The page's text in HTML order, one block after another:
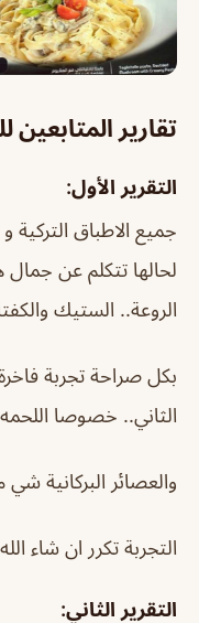
تقارير المتابعين
التقرير الأول:
جميع الاطباق
لحالها تتكلم عن جمال
الروعة.. الستيك
بكل صراحة تجربة
الثاني.. خصوصا
والعصائر البركانية
التجربة تكرر ان شاء
التقرير الثاني: